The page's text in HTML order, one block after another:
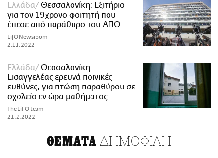
Ελλάδα
Θεσσαλονίκη: Εξιτήριο
για τον 19χρονο φοιτητή που
έπεσε από παράθυρο του ΑΠΘ
LifO Newsroom
2.11.2022
Ελλάδα
Θεσσαλονίκη:
Εισαγγελέας ερευνά ποινικές
ευθύνες, για πτώση παραθύρου σε
σχολείο εν ώρα μαθήματος
The LiFO team
21.2.2022
ΘΕΜΑΤΑ ΔΗΜΟΦΙΛΗ